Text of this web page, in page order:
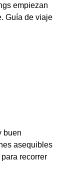
empiezan
Guía de viaje
buen
asequibles
recorrer